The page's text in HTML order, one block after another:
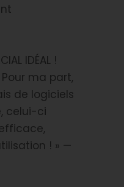
IDÉAL !
ma part,
de logiciels
celui-ci
! » —